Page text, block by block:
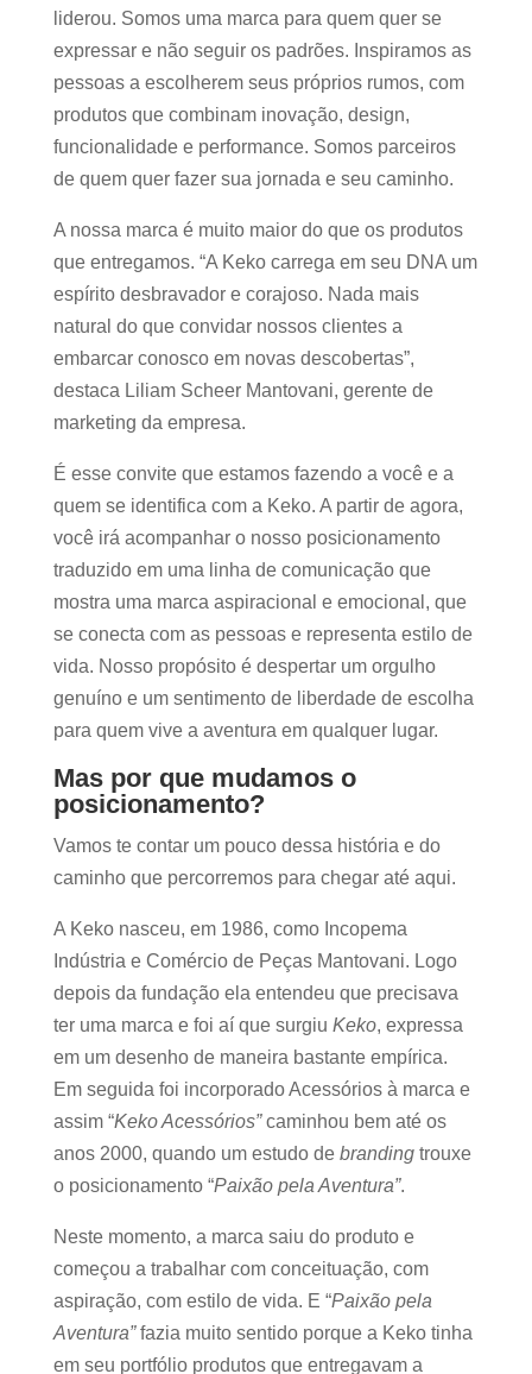
liderou. Somos uma marca para quem quer se
expressar e não seguir os padrões. Inspiramos as
pessoas a escolherem seus próprios rumos, com
produtos que combinam inovação, design,
funcionalidade e performance. Somos parceiros
de quem quer fazer sua jornada e seu caminho.
A nossa marca é muito maior do que os produtos
que entregamos. “A Keko carrega em seu DNA um
espírito desbravador e corajoso. Nada mais
natural do que convidar nossos clientes a
embarcar conosco em novas descobertas”,
destaca Liliam Scheer Mantovani, gerente de
marketing da empresa.
É esse convite que estamos fazendo a você e a
quem se identifica com a Keko. A partir de agora,
você irá acompanhar o nosso posicionamento
traduzido em uma linha de comunicação que
mostra uma marca aspiracional e emocional, que
se conecta com as pessoas e representa estilo de
vida. Nosso propósito é despertar um orgulho
genuíno e um sentimento de liberdade de escolha
para quem vive a aventura em qualquer lugar.
Mas por que mudamos o
posicionamento?
Vamos te contar um pouco dessa história e do
caminho que percorremos para chegar até aqui.
A Keko nasceu, em 1986, como Incopema
Indústria e Comércio de Peças Mantovani. Logo
depois da fundação ela entendeu que precisava
ter uma marca e foi aí que surgiu Keko, expressa
em um desenho de maneira bastante empírica.
Em seguida foi incorporado Acessórios à marca e
assim “Keko Acessórios”caminhou bem até os
anos 2000, quando um estudo debrandingtrouxe
o posicionamento “Paixão pela Aventura”.
Neste momento, a marca saiu do produto e
começou a trabalhar com conceituação, com
aspiração, com estilo de vida. E “Paixão pela
Aventura”fazia muito sentido porque a Keko tinha
em seu portfólio produtos que entregavam a